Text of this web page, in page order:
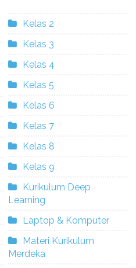
Kelas 2
Kelas 3
Kelas 4
Kelas 5
Kelas 6
Kelas 7
Kelas 8
Kelas 9
Kurikulum Deep
Learning
Laptop & Komputer
Materi Kurikulum
Merdeka